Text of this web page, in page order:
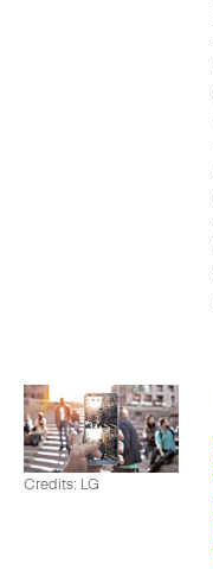
Credits: LG